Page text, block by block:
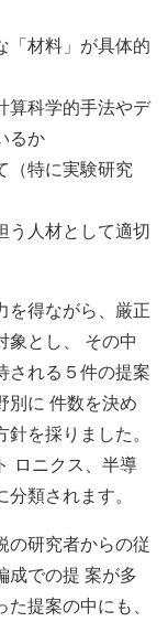
「材料」が具体的
算科学的手法やデ
るか
（特に実験研究
う人材として適切
を得ながら、厳正
象とし、 その中
される５件の提案
別に 件数を決め
を採りました。
ロニクス、半導
類されます。
の研究者からの従
成での提 案が多
提案の中にも、